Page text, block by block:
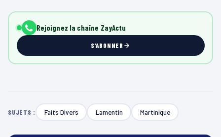
Rejoignez la chaîne ZayActu
S'ABONNER
SUJETS : Faits Divers Lamentin Martinique